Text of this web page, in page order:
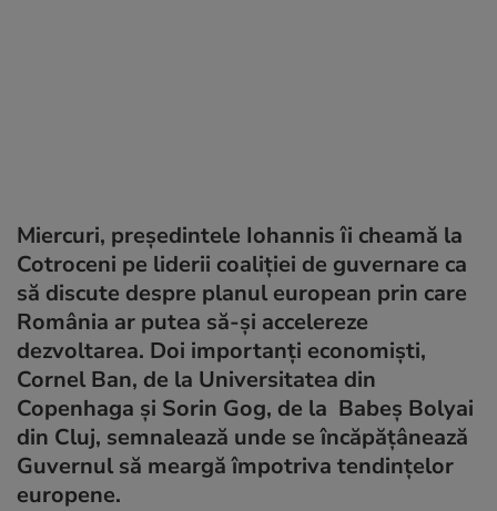
Miercuri, președintele Iohannis îi cheamă la
Cotroceni pe liderii coaliției de guvernare ca
să discute despre planul european prin care
România ar putea să-și accelereze
dezvoltarea. Doi importanți economiști,
Cornel Ban, de la Universitatea din
Copenhaga și Sorin Gog, de la Babeș Bolyai
din Cluj, semnalează unde se încăpățânează
Guvernul să meargă împotriva tendințelor
europene.